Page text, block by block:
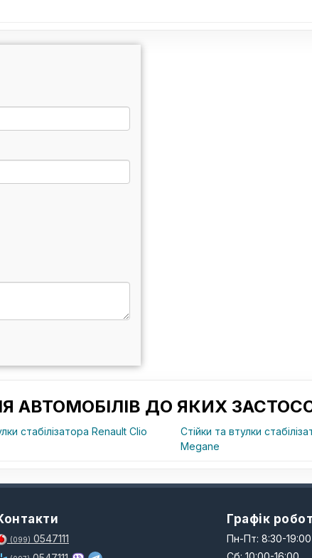
АВТОМОБІЛІВ ДО ЯКИХ
стабілізатора Renault Clio
Стійки та втулки
Megane
(099) 0547111
Графік
Пн-Пт: 8:30-19:00